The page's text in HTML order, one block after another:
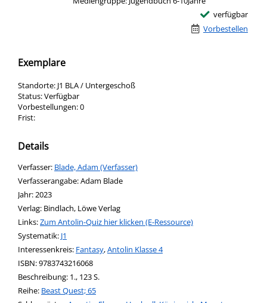
verfügbar
Vorbestellen
Exemplare
Standorte: J1 BLA / Untergeschoß
Status:Verfügbar
Vorbestellungen:0
Frist:
Details
Verfasser: Suche nach diesem Verfasser
Blade, Adam (Verfasser)
Verfasserangabe:Adam Blade
Jahr:2023
Verlag: Bindlach, Löwe Verlag
opens in new tab
Links:Diesen Link in neuem Tab öffnen
Zum Antolin-Quiz hier klicken (E-Ressource)
Systematik: Suche nach dieser Systematik
J1
Interessenkreis: Suche nach diesem Interessenskreis
Fantasy,Antolin Klasse 4
ISBN:9783743216068
Beschreibung: 1., 123 S.
Reihe: Beast Quest; 65